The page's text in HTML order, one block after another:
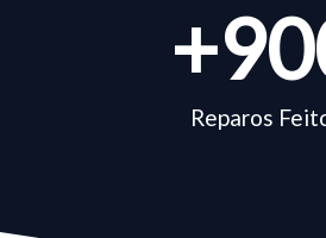
Reparos
+